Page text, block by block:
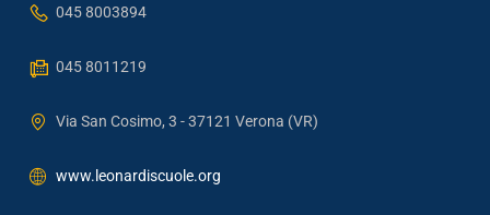
045 8003894
045 8011219
Via San Cosimo, 3 - 37121 Verona (VR)
www.leonardiscuole.org